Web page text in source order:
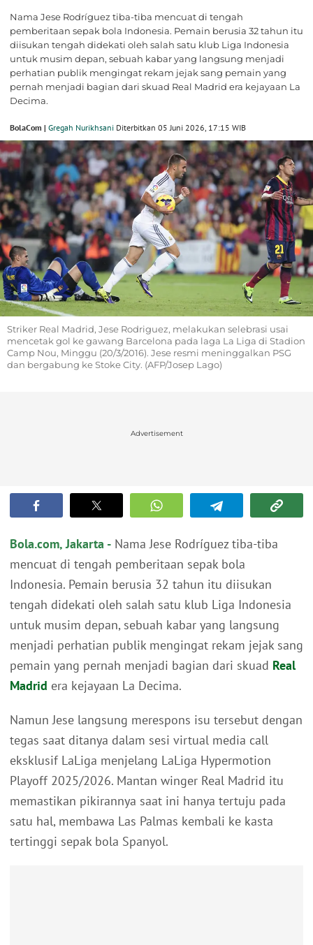
Nama Jese Rodríguez tiba-tiba mencuat di tengah
pemberitaan sepak bola Indonesia. Pemain berusia 32 tahun itu
diisukan tengah didekati oleh salah satu klub Liga Indonesia
untuk musim depan, sebuah kabar yang langsung menjadi
perhatian publik mengingat rekam jejak sang pemain yang
pernah menjadi bagian dari skuad Real Madrid era kejayaan La
Decima.
BolaCom | Gregah Nurikhsani Diterbitkan 05 Juni 2026, 17:15 WIB
Striker Real Madrid, Jese Rodriguez, melakukan selebrasi usai
mencetak gol ke gawang Barcelona pada laga La Liga di Stadion
Camp Nou, Minggu (20/3/2016). Jese resmi meninggalkan PSG
dan bergabung ke Stoke City. (AFP/Josep Lago)
Advertisement
Bola.com, Jakarta - Nama Jese Rodríguez tiba-tiba
mencuat di tengah pemberitaan sepak bola
Indonesia. Pemain berusia 32 tahun itu diisukan
tengah didekati oleh salah satu klub Liga Indonesia
untuk musim depan, sebuah kabar yang langsung
menjadi perhatian publik mengingat rekam jejak sang
pemain yang pernah menjadi bagian dari skuad Real
Madrid era kejayaan La Decima.
Namun Jese langsung merespons isu tersebut dengan
tegas saat ditanya dalam sesi virtual media call
eksklusif LaLiga menjelang LaLiga Hypermotion
Playoff 2025/2026. Mantan winger Real Madrid itu
memastikan pikirannya saat ini hanya tertuju pada
satu hal, membawa Las Palmas kembali ke kasta
tertinggi sepak bola Spanyol.